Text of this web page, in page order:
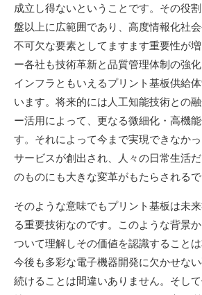
成立し得ないということです。その役
盤以上に広範囲であり、高度情報化社
不可欠な要素としてますます重要性が
ー各社も技術革新と品質管理体制の強
インフラともいえるプリント基板供給
います。将来的には人工知能技術との
ー活用によって、更なる微細化・高機
す。それによって今まで実現できなか
サービスが創出され、人々の日常生活
のものにも大きな変革がもたらされるで
そのような意味でもプリント基板は未
る重要技術なのです。このような背景
ついて理解しその価値を認識することは
今後も多彩な電子機器開発に欠かせな
続けることは間違いありません。そし